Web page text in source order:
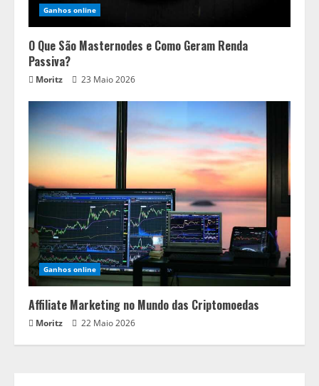
Ganhos online
O Que São Masternodes e Como Geram Renda
Passiva?
Moritz 23 Maio 2026
Ganhos online
Affiliate Marketing no Mundo das Criptomoedas
Moritz 22 Maio 2026